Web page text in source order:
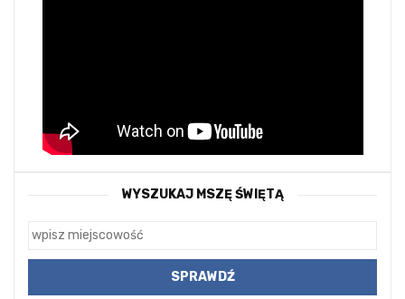
WYSZUKAJ MSZĘ ŚWIĘTĄ